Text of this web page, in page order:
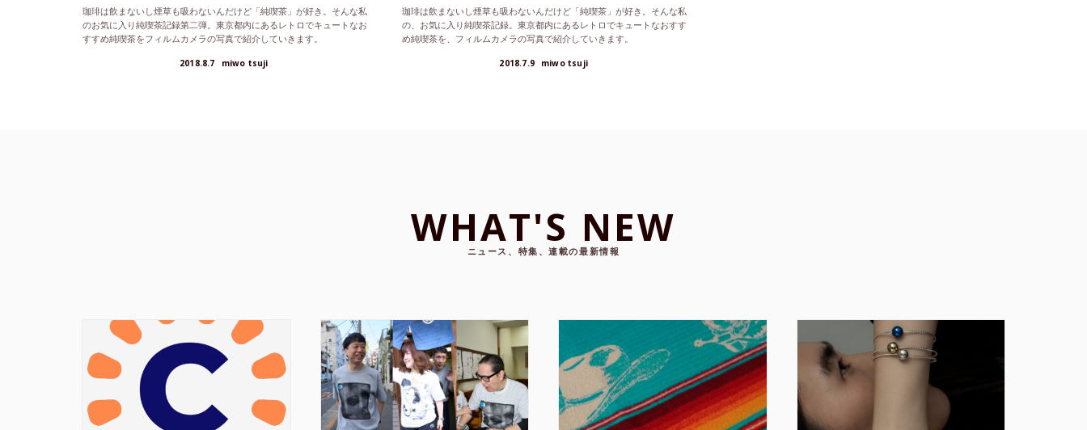
珈琲は飲まないし煙草も吸わないんだけど「純喫茶」が好き。そんな私
のお気に入り純喫茶記録第二弾。東京都内にあるレトロでキュートなお
すすめ純喫茶をフィルムカメラの写真で紹介していきます。
2018.8.7 miwo tsuji
珈琲は飲まないし煙草も吸わないんだけど「純喫茶」が好き。そんな私
の、お気に入り純喫茶記録。東京都内にあるレトロでキュートなおすす
め純喫茶を、フィルムカメラの写真で紹介していきます。
2018.7.9 miwo tsuji
WHAT'S NEW
ニュース、特集、連載の最新情報